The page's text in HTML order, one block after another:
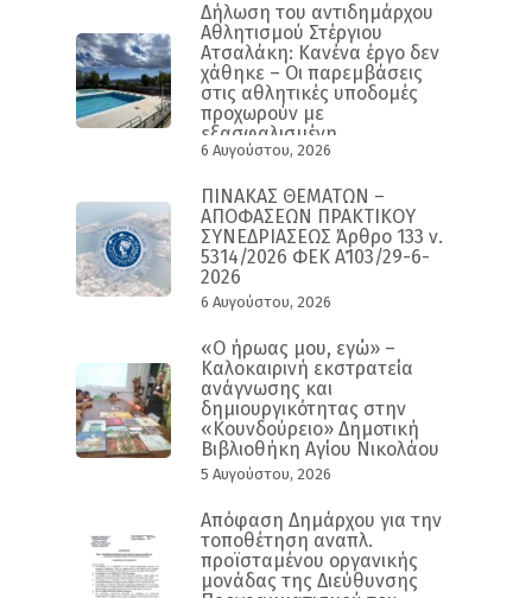
Δήλωση του αντιδημάρχου
Αθλητισμού Στέργιου
Ατσαλάκη: Κανένα έργο δεν
χάθηκε – Οι παρεμβάσεις
στις αθλητικές υποδομές
προχωρούν με
εξασφαλισμένη
χρηματοδότηση και
χρονοδιάγραμμα
6 Αυγούστου, 2026
ΠΙΝΑΚΑΣ ΘΕΜΑΤΩΝ –
ΑΠΟΦΑΣΕΩΝ ΠΡΑΚΤΙΚΟΥ
ΣΥΝΕΔΡΙΑΣΕΩΣ Άρθρο 133 ν.
5314/2026 ΦΕΚ Α΄103/29-6-
2026
6 Αυγούστου, 2026
«Ο ήρωας μου, εγώ» –
Καλοκαιρινή εκστρατεία
ανάγνωσης και
δημιουργικότητας στην
«Κουνδούρειο» Δημοτική
Βιβλιοθήκη Αγίου Νικολάου
5 Αυγούστου, 2026
Απόφαση Δημάρχου για την
τοποθέτηση αναπλ.
προϊσταμένου οργανικής
μονάδας της Διεύθυνσης